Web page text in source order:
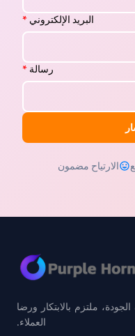
البريد الإلكتروني *
رسالة *
الارتياح مضمون
ملتزم بالابتكار ورضا
العملاء.